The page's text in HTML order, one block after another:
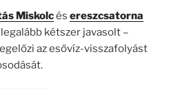
Miskolcés ereszcsatorna
kétszer javasolt –
az esővíz-visszafolyást